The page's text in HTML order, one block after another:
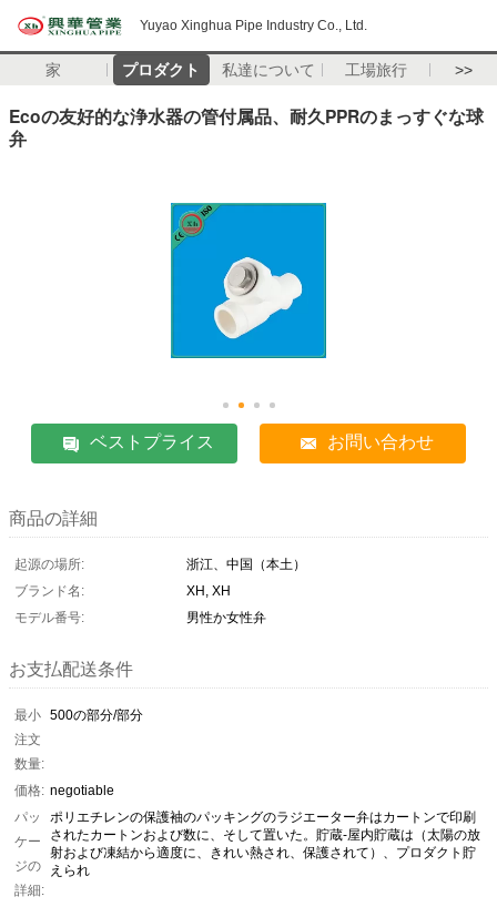
Yuyao Xinghua Pipe Industry Co., Ltd.
家 プロダクト 私達について 工場旅行 >>
Ecoの友好的な浄水器の管付属品、耐久PPRのまっすぐな球
弁
ベストプライス お問い合わせ
商品の詳細
起源の場所:
浙江、中国（本土）
ブランド名:
XH, XH
モデル番号:
男性か女性弁
お支払配送条件
最小
注文
数量:
500の部分/部分
価格: negotiable
パッ
ケー
ジの
詳細:
ポリエチレンの保護袖のパッキングのラジエーター弁はカートンで印刷
されたカートンおよび数に、そして置いた。貯蔵-屋内貯蔵は（太陽の放
射および凍結から適度に、きれい熱され、保護されて）、プロダクト貯
えられ